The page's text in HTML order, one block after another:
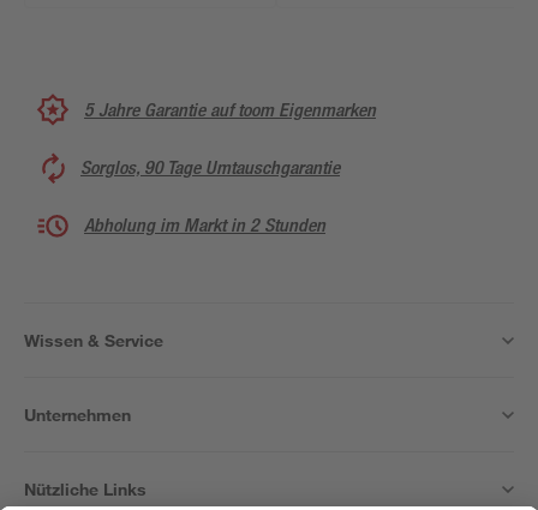
5 Jahre Garantie auf toom Eigenmarken
Sorglos, 90 Tage Umtauschgarantie
Abholung im Markt in 2 Stunden
Wissen & Service
Unternehmen
Nützliche Links